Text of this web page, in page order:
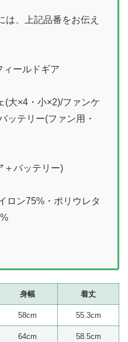
は、上記品番をお伝え
ィールドギア
(大×4・小×2)/ファンケ
ッテリー(ファン用・
＋バッテリー)
ロン75%・ポリウレタ
身幅 着丈
58cm 55.3cm
64cm 58.5cm